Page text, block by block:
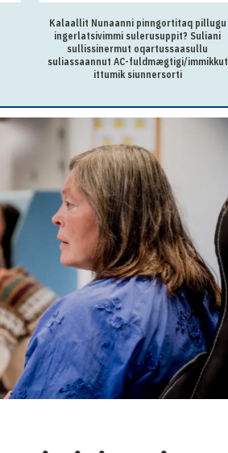
Kalaallit Nunaanni pinngortitaq pillugu
ingerlatsivimmi sulerusuppit? Suliani
sullissinermut oqartussaasullu
suliassaannut AC-fuldmægtigi/immikkut
ittumik siunnersorti